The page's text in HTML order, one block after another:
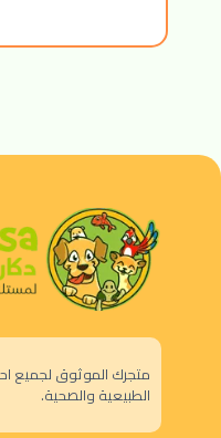
متجرك الموثوق لجميع
الطبيعية والصحية.